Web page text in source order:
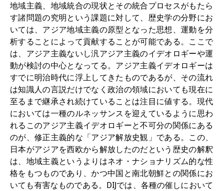
地域主義、地域統合の現状とその統合プロセスがもたら
す諸問題の究明という課題に対して、歴史学の分野にお
いては、アジア地域主義の原型となった思想、運動を分
析することによって貢献することが可能である。ここで
は、アジア主義ないし汎アジア主義のイデオロギーや運
動が検討の中心となってる。アジア主義イデオロギーは
すでに明治時代に浮上してきたものであるが、その流れ
は知識人の言説だけでなく政治の領域においても現在に
至るまで継承され続けていることは注目に値する。現代
においては一種のルネッサンスを迎えているように思わ
れるこのアジア主義イデオロギーと不可分の関係にある
のが、修正主義的な「アジア解放史観」である。この、
日本がアジアを西欧から解放したのだという歴史の解釈
は、地域主義というよりはネオ・ナショナリズム的な性
格をもつものであり、かつ中国と南北朝鮮との関係にお
いても有害なものである。DIJでは、各種の催しにおいて